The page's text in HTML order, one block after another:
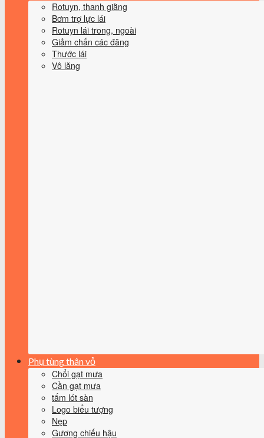
Rotuyn, thanh giằng
Bơm trợ lực lái
Rotuyn lái trong, ngoài
Giảm chấn các đăng
Thước lái
Vô lăng
Phụ tùng thân vỏ
Chổi gạt mưa
Cần gạt mưa
tấm lót sàn
Logo biểu tượng
Nẹp
Gương chiếu hậu